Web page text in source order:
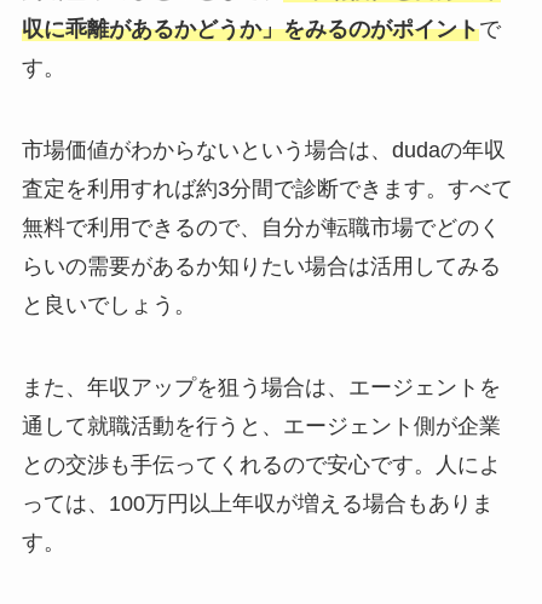
収に乖離があるかどうか」をみるのがポイントで
す。
市場価値がわからないという場合は、dudaの年収
査定を利用すれば約3分間で診断できます。すべて
無料で利用できるので、自分が転職市場でどのく
らいの需要があるか知りたい場合は活用してみる
と良いでしょう。
また、年収アップを狙う場合は、エージェントを
通して就職活動を行うと、エージェント側が企業
との交渉も手伝ってくれるので安心です。人によ
っては、100万円以上年収が増える場合もありま
す。